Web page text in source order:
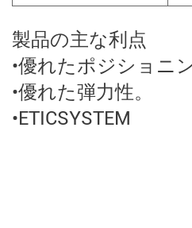
製品の主な利点
•優れたポジショニ
•優れた弾力性。
•ETICSYSTEM